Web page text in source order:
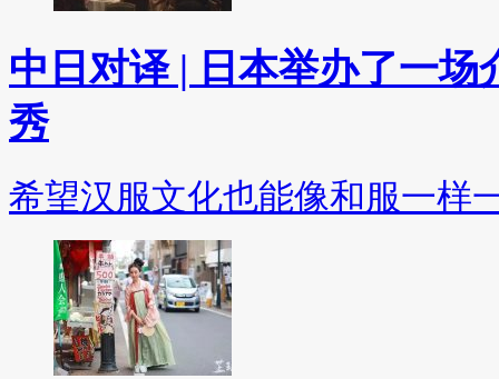
中日对译 | 日本举办了一
秀
希望汉服文化也能像和服一样